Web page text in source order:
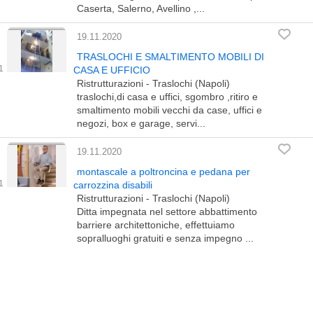
Caserta, Salerno, Avellino ,...
19.11.2020
TRASLOCHI E SMALTIMENTO MOBILI DI
CASA E UFFICIO
Ristrutturazioni - Traslochi (Napoli)
traslochi,di casa e uffici, sgombro ,ritiro e
smaltimento mobili vecchi da case, uffici e
negozi, box e garage, servi...
19.11.2020
montascale a poltroncina e pedana per
carrozzina disabili
Ristrutturazioni - Traslochi (Napoli)
Ditta impegnata nel settore abbattimento
barriere architettoniche, effettuiamo
sopralluoghi gratuiti e senza impegno ...